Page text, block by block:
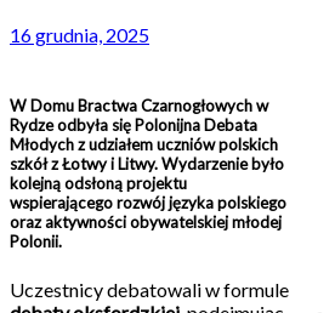
16 grudnia, 2025
W Domu Bractwa Czarnogłowych w
Rydze odbyła się Polonijna Debata
Młodych z udziałem uczniów polskich
szkół z Łotwy i Litwy. Wydarzenie było
kolejną odsłoną projektu
wspierającego rozwój języka polskiego
oraz aktywności obywatelskiej młodej
Polonii.
Uczestnicy debatowali w formule